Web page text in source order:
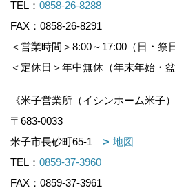
TEL： 0858-26-8288
FAX：0858-26-8291
＜営業時間＞8:00～17:00（日・祭
＜定休日＞年中無休（年末年始・盆
《米子営業所（イシンホーム米子）
〒683-0033
米子市長砂町65-1
地図
TEL： 0859-37-3960
FAX：0859-37-3961